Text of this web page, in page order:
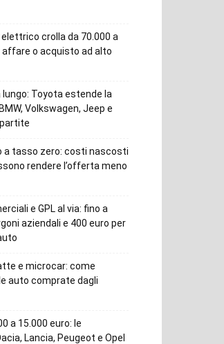
elettrico crolla da 70.000 a
affare o acquisto ad alto
Toyota estende la
Volkswagen, Jeep e
a tasso zero: costi nascosti
rendere l’offerta meno
e GPL al via: fino a
aziendali e 400 euro per
e microcar: come
auto comprate dagli
a 15.000 euro: le
Lancia, Peugeot e Opel